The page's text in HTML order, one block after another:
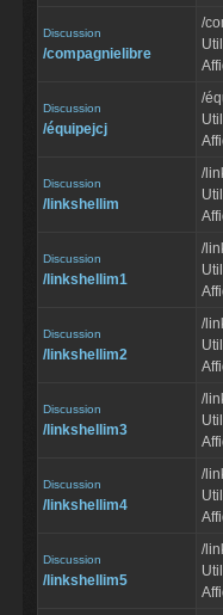
Discussion
/⁠compagnielibre
/
Discussion
/⁠équipejcj
/
Discussion
/⁠linkshellim
/
Discussion
/⁠linkshellim1
/
Discussion
/⁠linkshellim2
/
Discussion
/⁠linkshellim3
/
Discussion
/⁠linkshellim4
/
Discussion
/⁠linkshellim5
/